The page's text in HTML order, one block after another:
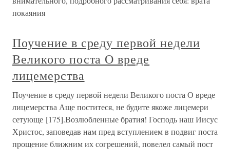
покаяния
Поучение в среду первой недели
Великого поста О вреде
лицемерства
Поучение в среду первой недели Великого поста О вреде
лицемерства Аще поститеся, не будите якоже лицемери
сетующе [175].Возлюбленные братия! Господь наш Иисус
Христос, заповедав нам пред вступлением в подвиг поста
прощение ближним их согрешений, повелел самый пост